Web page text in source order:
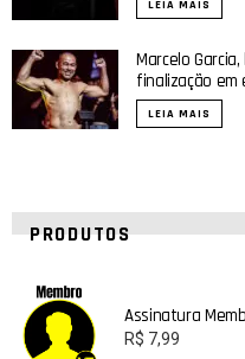
LEIA MAIS
Marcelo
finalização em
LEIA MAIS
PRODUTOS
Assinatura
R$ 7,99